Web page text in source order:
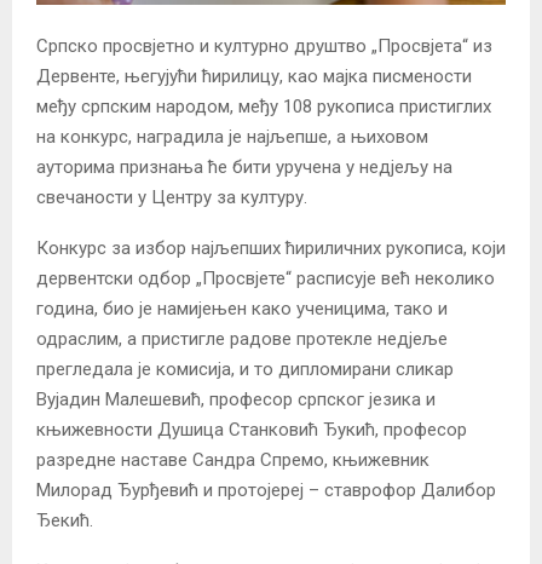
Српско просвјетно и културно друштво „Просвјета“ из
Дервенте, његујући ћирилицу, као мајка писмености
међу српским народом, међу 108 рукописа пристиглих
на конкурс, наградила је најљепше, а њиховом
ауторима признања ће бити уручена у недјељу на
свечаности у Центру за културу.
Конкурс за избор најљепших ћириличних рукописа, који
дервентски одбор „Просвјете“ расписује већ неколико
година, био је намијењен како ученицима, тако и
одраслим, а пристигле радове протекле недјеље
прегледала је комисија, и то дипломирани сликар
Вујадин Малешевић, професор српског језика и
књижевности Душица Станковић Ђукић, професор
разредне наставе Сандра Спремо, књижевник
Милорад Ђурђевић и протојереј – ставрофор Далибор
Ђекић.